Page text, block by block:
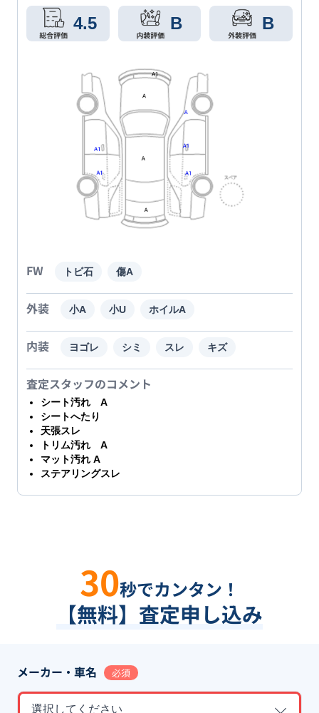
4.5 B B
FW トビ石 傷A
外装 小A 小U ホイルA
内装 ヨゴレ シミ スレ キズ
査定スタッフのコメント
シート汚れ A
シートへたり
天張スレ
トリム汚れ A
マット汚れ A
ステアリングスレ
30秒でカンタン！
【無料】査定申し込み
メーカー・車名 必須
選択してください